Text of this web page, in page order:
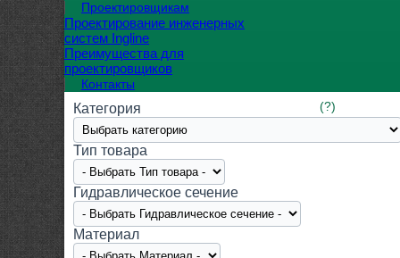
Проектировщикам
Проектирование инженерных
систем Ingline
Преимущества для
проектировщиков
Контакты
(?)
Категория
Тип товара
Гидравлическое сечение
Материал